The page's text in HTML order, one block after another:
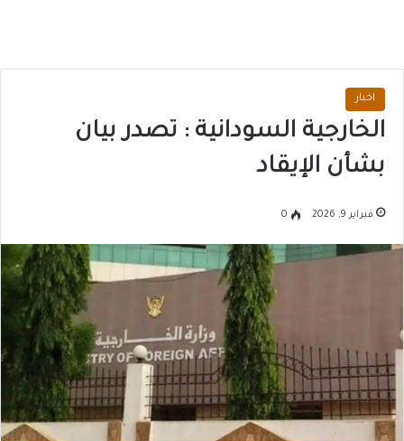
اخبار
الخارجية السودانية : تصدر بيان
بشأن الإيقاد
فبراير 9, 2026 0